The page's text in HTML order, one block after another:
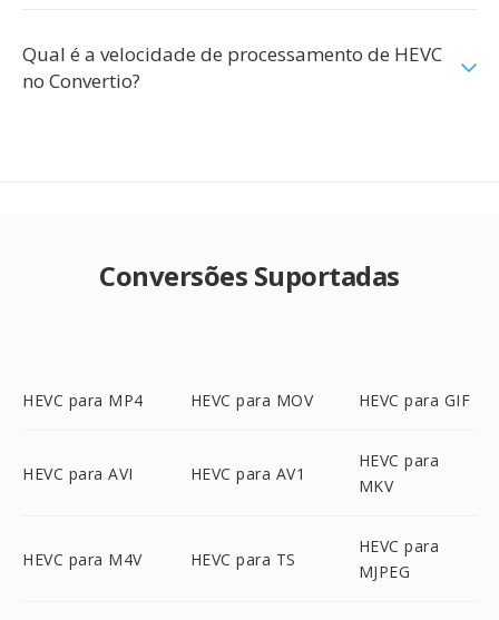
Qual é a velocidade de processamento de HEVC
no Convertio?
Conversões Suportadas
HEVC para MP4 HEVC para MOV HEVC para GIF
HEVC para AVI HEVC para AV1
HEVC para
MKV
HEVC para M4V HEVC para TS
HEVC para
MJPEG